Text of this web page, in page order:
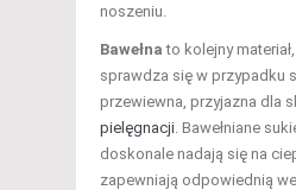
noszeniu.
Bawełna to kolejny
sprawdza się w przypadku
przewiewna, przyjazna dla
pielęgnacji . Bawełniane
doskonale nadają się na
zapewniają odpowiednią